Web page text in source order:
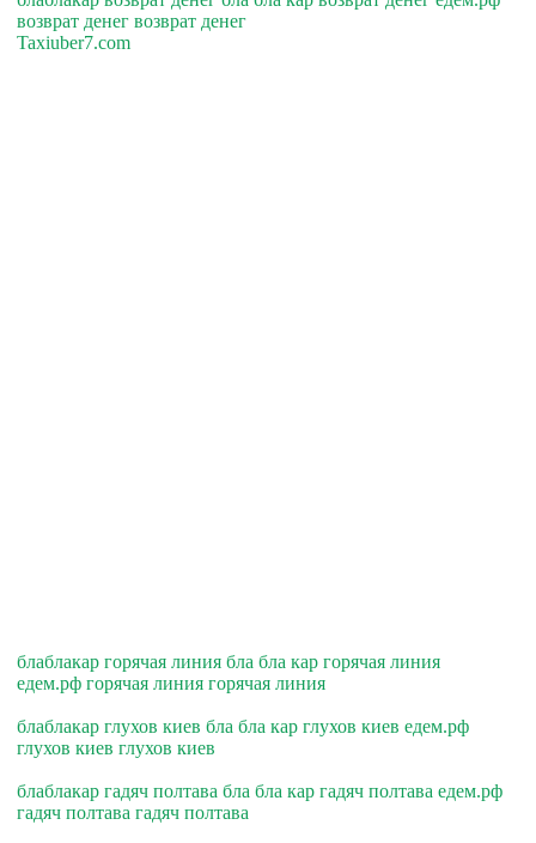
возврат денег возврат денег
Taxiuber7.com
блаблакар горячая линия бла бла кар горячая линия
едем.рф горячая линия горячая линия
блаблакар глухов киев бла бла кар глухов киев едем.рф
глухов киев глухов киев
блаблакар гадяч полтава бла бла кар гадяч полтава едем.рф
гадяч полтава гадяч полтава